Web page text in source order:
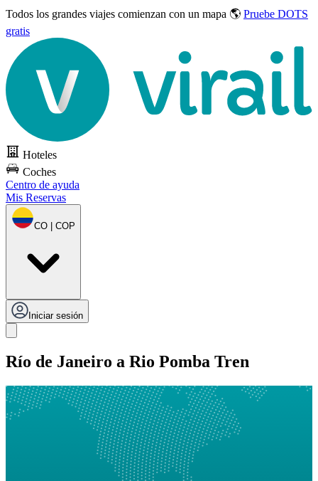
Todos los grandes viajes comienzan con un mapa 🌎 Pruebe DOTS
gratis
Hoteles
Coches
Centro de ayuda
Mis Reservas
CO | COP
Iniciar sesión
Río de Janeiro a Rio Pomba Tren